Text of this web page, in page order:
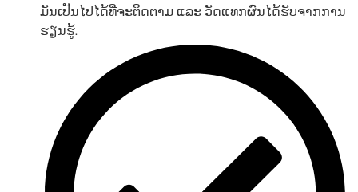
ມັນເປັນໄປໄດ້ທີ່ຈະຕິດຕາມ ແລະ ວັດແທກຜົນໄດ້ຮັບຈາກການ
ຮຽນຮູ້.